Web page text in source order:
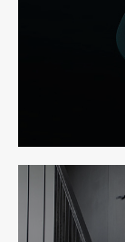
宁波网站建设
2026-08-04